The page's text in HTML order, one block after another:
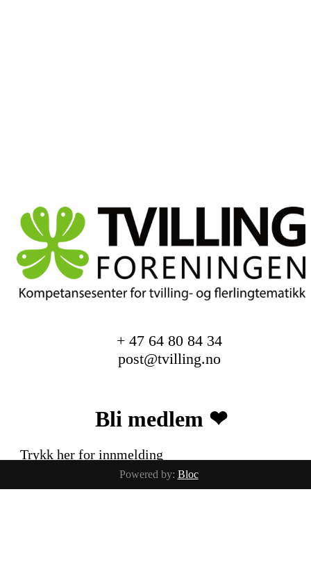
+ 47 64 80 84 34
post@tvilling.no
Bli medlem ❤︎
Trykk her for innmelding
Facebook Instagram
Powered by: Bloc